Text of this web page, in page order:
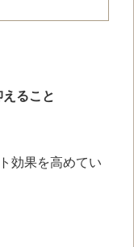
ること
効果を高めてい